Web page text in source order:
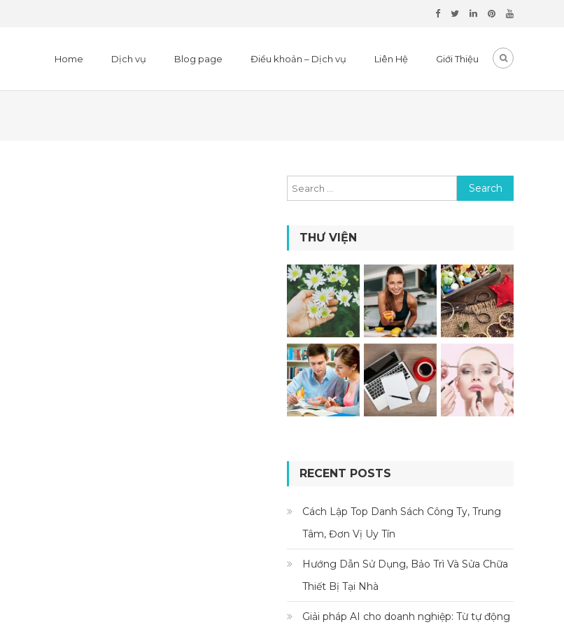
Home Dịch vụ Blog page Điều khoản – Dịch vụ Liên Hệ Giới Thiệu
Search for:
THƯ VIỆN
RECENT POSTS
Cách Lập Top Danh Sách Công Ty, Trung
Tâm, Đơn Vị Uy Tín
Hướng Dẫn Sử Dụng, Bảo Trì Và Sửa Chữa
Thiết Bị Tại Nhà
Giải pháp AI cho doanh nghiệp: Từ tự động